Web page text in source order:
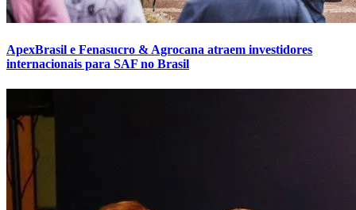
ApexBrasil e Fenasucro & Agrocana atraem investidores
internacionais para SAF no Brasil